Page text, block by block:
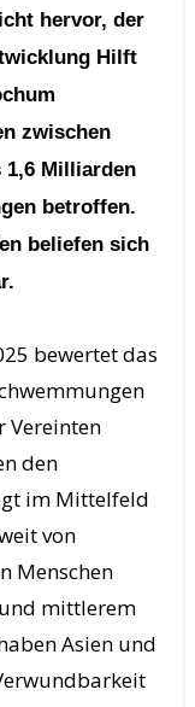
hervor, der
Hilft
zwischen
1,6 Milliarden
betroffen.
beliefen sich
bewertet das
Vereinten
den
im Mittelfeld
von
Menschen
mittlerem
Asien und